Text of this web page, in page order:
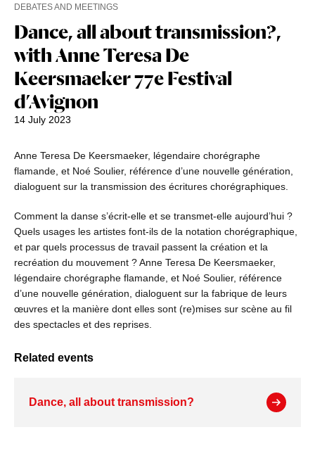
Dance, all about transmission?,
with Anne Teresa De
Keersmaeker 77e Festival
d’Avignon
14 July 2023
DEBATES AND MEETINGS
Anne Teresa De Keersmaeker, légendaire chorégraphe
flamande, et Noé Soulier, référence d’une nouvelle génération,
dialoguent sur la transmission des écritures chorégraphiques.
Comment la danse s’écrit-elle et se transmet-elle aujourd’hui ?
Quels usages les artistes font-ils de la notation chorégraphique,
et par quels processus de travail passent la création et la
recréation du mouvement ? Anne Teresa De Keersmaeker,
légendaire chorégraphe flamande, et Noé Soulier, référence
d’une nouvelle génération, dialoguent sur la fabrique de leurs
œuvres et la manière dont elles sont (re)mises sur scène au fil
des spectacles et des reprises.
Related events
Dance, all about transmission?